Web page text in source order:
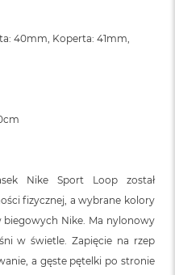
40mm, Koperta: 41mm,
Nike Sport Loop został
fizycznej, a wybrane kolory
Nike. Ma nylonowy
w świetle. Zapięcie na rzep
a gęste pętelki po stronie